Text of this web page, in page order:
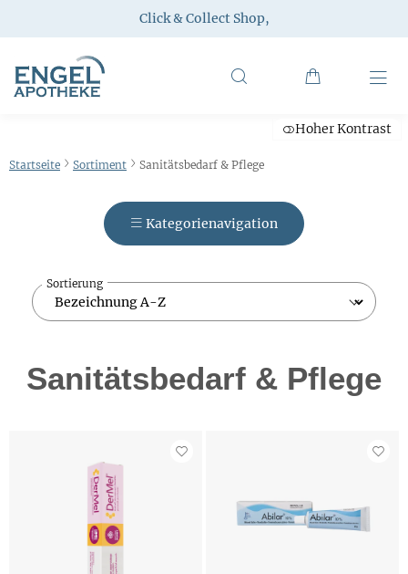
Click & Collect Shop,
Hoher Kontrast
Startseite Sortiment Sanitätsbedarf & Pflege
Kategorienavigation
Sortierung
Sanitätsbedarf & Pflege